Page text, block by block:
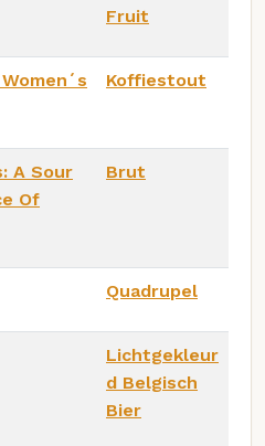
Fruit
Koffiestout
A Sour
Of
Brut
Quadrupel
Lichtgekleur
d Belgisch
Bier